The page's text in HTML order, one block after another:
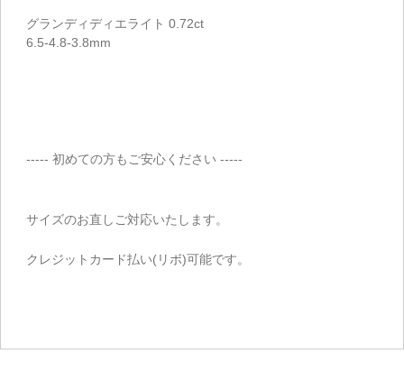
グランディディエライト 0.72ct
6.5-4.8-3.8mm
----- 初めての方もご安心ください -----
サイズのお直しご対応いたします。
クレジットカード払い(リボ)可能です。